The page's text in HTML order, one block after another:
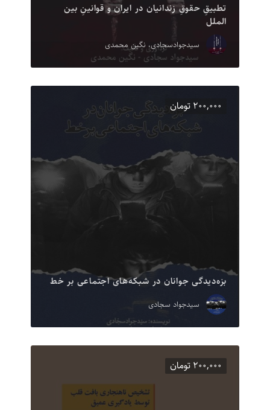
تطبیقِ حقوقِ زندانیان در ایران و قوانینِ بین
الملل
سیدجوادسجادی، نگین محمدی
۲۰۰,۰۰۰ تومان
بزه‌دیدگی جوانان در شبکه‌های اجتماعی بر خط
سیدجواد سجادی
۲۰۰,۰۰۰ تومان